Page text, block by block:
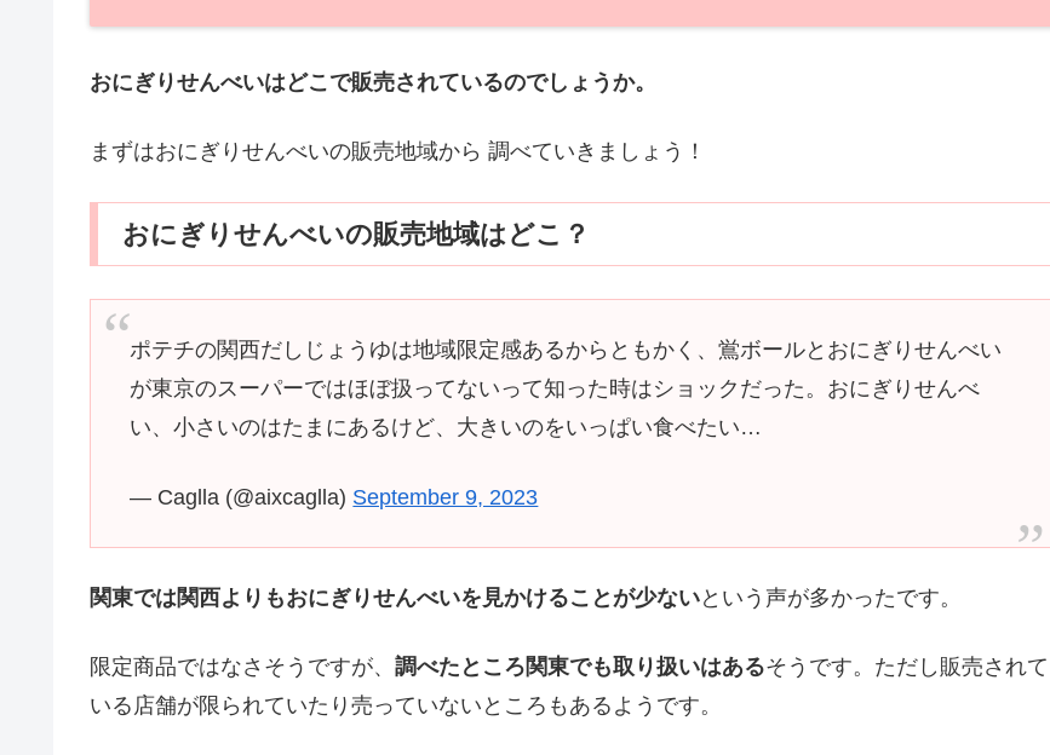
おにぎりせんべいはどこで販売されているのでしょうか。
まずはおにぎりせんべいの販売地域から 調べていきましょう！
おにぎりせんべいの販売地域はどこ？
ポテチの関西だしじょうゆは地域限定感あるからともかく、鴬ボールとおにぎりせんべい
が東京のスーパーではほぼ扱ってないって知った時はショックだった。おにぎりせんべ
い、小さいのはたまにあるけど、大きいのをいっぱい食べたい…
— Caglla (@aixcaglla) September 9, 2023
関東では関西よりもおにぎりせんべいを見かけることが少ないという声が多かったです。
限定商品ではなさそうですが、 調べたところ関東でも取り扱いはあるそうです。ただし販売されて
いる店舗が限られていたり売っていないところもあるようです。